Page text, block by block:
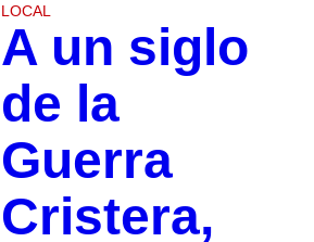
LOCAL
A un siglo
de la
Guerra
Cristera,